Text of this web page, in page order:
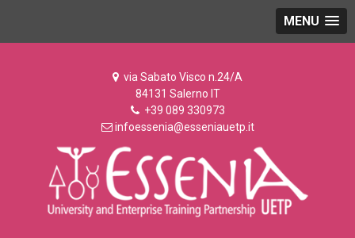
MENU
via Sabato Visco n.24/A
84131 Salerno IT
+39 089 330973
infoessenia@esseniauetp.it